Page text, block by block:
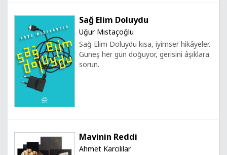
Sağ Elim Doluydu
Uğur Mıstaçoğlu
Sağ Elim Doluydu kısa, iyimser hikâyeler.
Güneş her gün doğuyor, gerisini âşıklara
sorun.
Mavinin Reddi
Ahmet Karcılılar